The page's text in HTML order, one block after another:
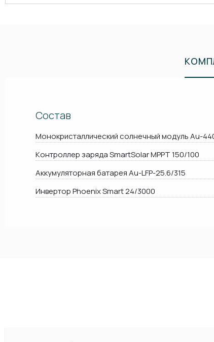
Состав
Монокристаллический солнечный модуль Au-
Контроллер заряда SmartSolar MPPT 150/100
Аккумуляторная батарея Au-LFP-25.6/315
Инвертор Phoenix Smart 24/3000